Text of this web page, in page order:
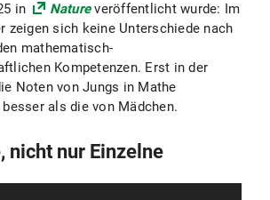
in
Natureveröffentlicht wurde: Im
zeigen sich keine Unterschiede nach
mathematisch-
Kompetenzen. Erst in der
Noten von Jungs in Mathe
als die von Mädchen.
nicht nur Einzelne